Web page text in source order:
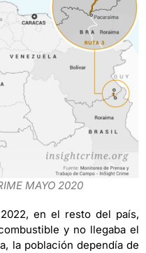
MAYO 2020
en el resto del país,
y no llegaba el
la población dependía de